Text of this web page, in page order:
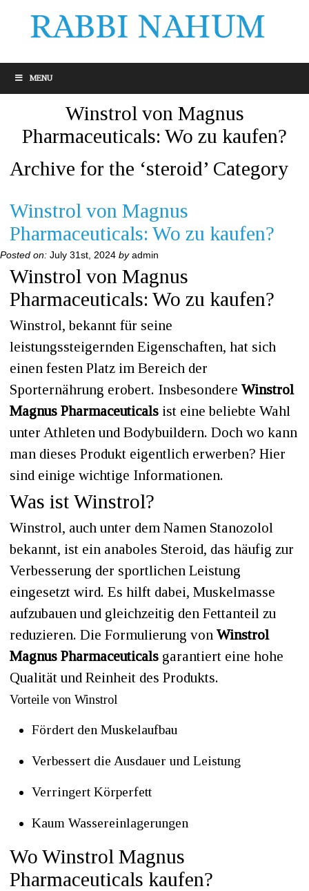
MENU
Winstrol von Magnus
Pharmaceuticals: Wo zu kaufen?
Archive for the ‘steroid’ Category
Winstrol von Magnus
Pharmaceuticals: Wo zu kaufen?
Posted on: July 31st, 2024 byadmin
Winstrol von Magnus
Pharmaceuticals: Wo zu kaufen?
Winstrol, bekannt für seine
leistungssteigernden Eigenschaften, hat sich
einen festen Platz im Bereich der
Sporternährung erobert. Insbesondere Winstrol
Magnus Pharmaceuticals ist eine beliebte Wahl
unter Athleten und Bodybuildern. Doch wo kann
man dieses Produkt eigentlich erwerben? Hier
sind einige wichtige Informationen.
Was ist Winstrol?
Winstrol, auch unter dem Namen Stanozolol
bekannt, ist ein anaboles Steroid, das häufig zur
Verbesserung der sportlichen Leistung
eingesetzt wird. Es hilft dabei, Muskelmasse
aufzubauen und gleichzeitig den Fettanteil zu
reduzieren. Die Formulierung von Winstrol
Magnus Pharmaceuticals garantiert eine hohe
Qualität und Reinheit des Produkts.
Vorteile von Winstrol
Fördert den Muskelaufbau
Verbessert die Ausdauer und Leistung
Verringert Körperfett
Kaum Wassereinlagerungen
Wo Winstrol Magnus
Pharmaceuticals kaufen?